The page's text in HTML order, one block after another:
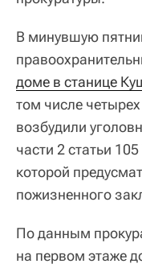
В минувшую
доме в станице
том числе
возбудили
части 2 статьи
которой
пожизненного
По данным
на первом этаже